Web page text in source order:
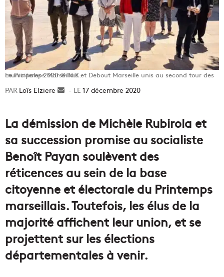
Le Printemps Marseillais et Debout Marseille unis au second tour des municipales 2020 © N.K.
Loïs Elziere
Envoyer17 décembre 2020
La démission de Michèle Rubirola et
sa succession promise au socialiste
Benoît Payan soulèvent des
réticences au sein de la base
citoyenne et électorale du Printemps
marseillais. Toutefois, les élus de la
majorité affichent leur union, et se
projettent sur les élections
départementales à venir.